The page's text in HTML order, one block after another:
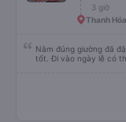
3 giờ
Thanh
Nằm đúng giường đã
tốt. Đi vào ngày lễ có